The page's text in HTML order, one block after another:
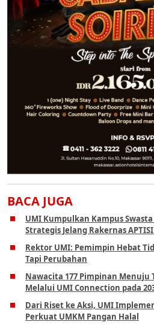
BACA JUGA
UMI Kumpulkan Kampus
Strategis Jelang Rakernas APTISI
Rektor UMI: Pemimpin Hebat
Tapi Perubahan
Nawacita 177 Pimpinan Menuju
Melalui UMI Connection pada
Dari Riset ke Aksi, UMI
Perkuat UMKM Pangan Halal